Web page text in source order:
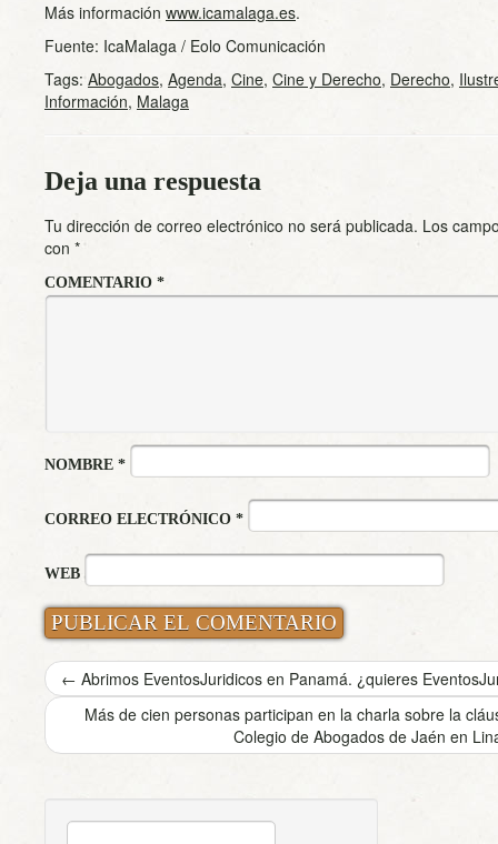
Más información www.icamalaga.es.
Fuente: IcaMalaga / Eolo Comunicación
Tags: Abogados, Agenda, Cine, Cine y Derecho, Derecho,
Información, Malaga
Deja una respuesta
Tu dirección de correo electrónico no será publicada. Los
con *
COMENTARIO *
NOMBRE *
CORREO ELECTRÓNICO *
WEB
← Abrimos EventosJuridicos en Panamá. ¿quieres
Más de cien personas participan en la charla sobre la
Colegio de Abogados de Jaén en
BUSCAR: